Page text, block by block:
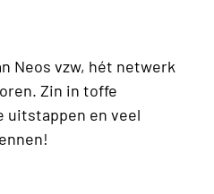
Neos vzw, hét netwerk
Zin in toffe
uitstappen en veel